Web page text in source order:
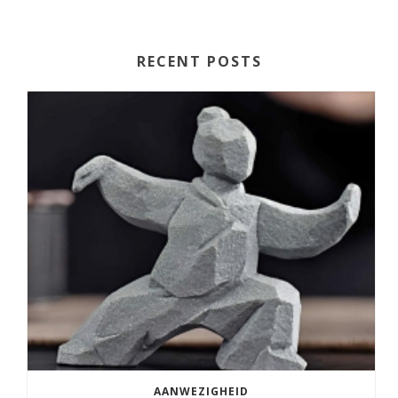
RECENT POSTS
AANWEZIGHEID